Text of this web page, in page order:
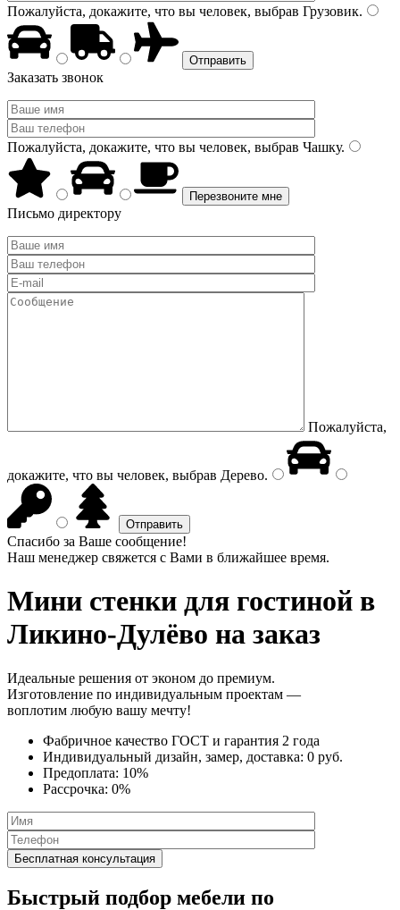
Пожалуйста, докажите, что вы человек, выбрав Грузовик.
Заказать звонок
Пожалуйста, докажите, что вы человек, выбрав Чашку.
Письмо директору
Пожалуйста,
докажите, что вы человек, выбрав Дерево.
Спасибо за Ваше сообщение!
Наш менеджер свяжется с Вами в ближайшее время.
Мини стенки для гостиной в
Ликино-Дулёво на заказ
Идеальные решения от эконом до премиум.
Изготовление по индивидуальным проектам —
воплотим любую вашу мечту!
Фабричное качество ГОСТ и гарантия 2 года
Индивидуальный дизайн, замер, доставка: 0 руб.
Предоплата: 10%
Рассрочка: 0%
Быстрый подбор мебели по